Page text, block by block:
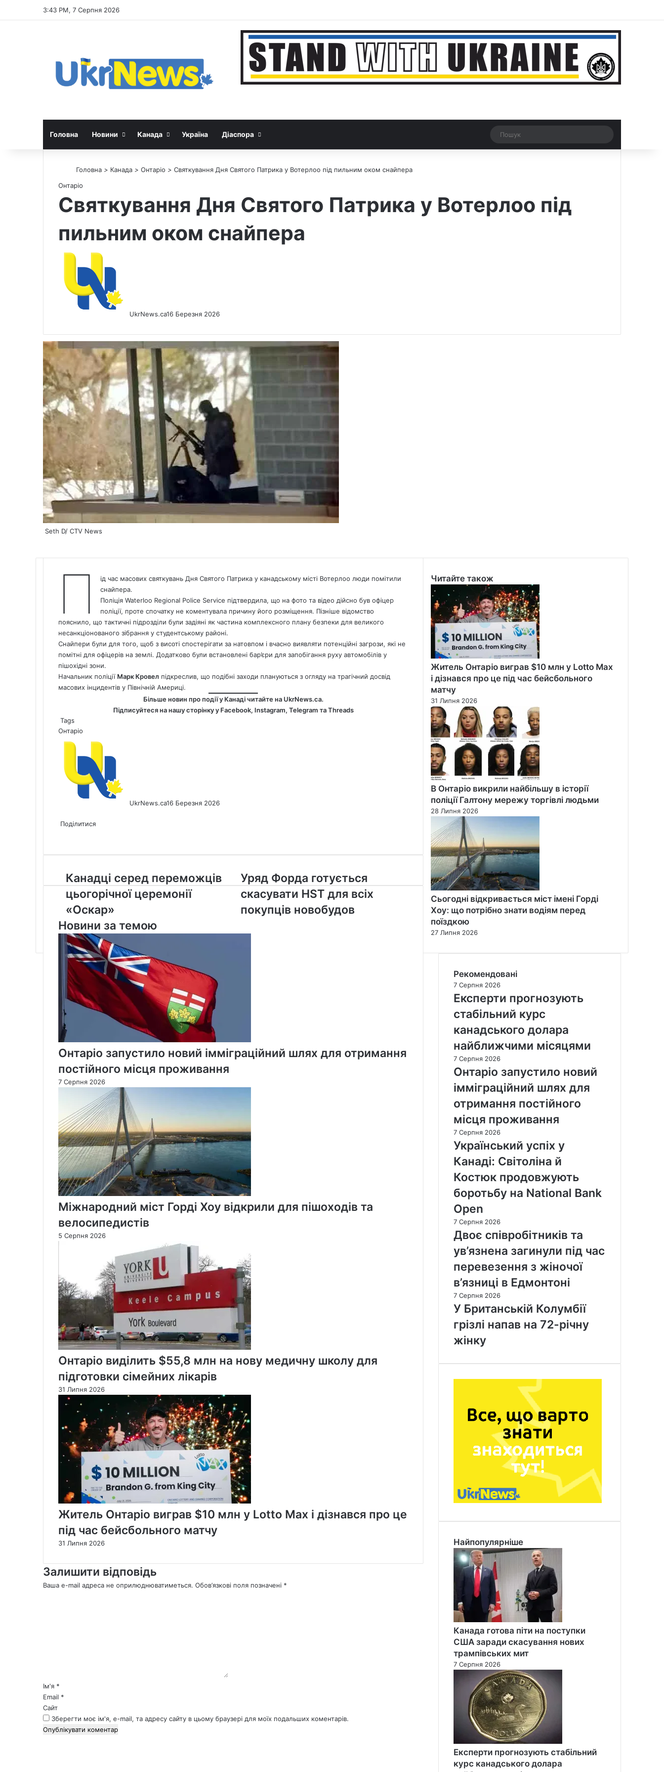
3:43 PM, 7 Серпня 2026
Google News
Threads
Головна Новини Канада Україна Діаспора Рандомна новина
Switch skin
Головна > Канада > Онтаріо > Святкування Дня Святого Патрика у Вотерлоо під пильним оком снайпера
Онтаріо
Святкування Дня Святого Патрика у Вотерлоо під
пильним оком снайпера
UkrNews.ca16 Березня 2026
Seth D/ CTV News
П
ід час масових святкувань Дня Святого Патрика у канадському місті Вотерлоо люди помітили
снайпера.
Поліція Waterloo Regional Police Service підтвердила, що на фото та відео дійсно був офіцер
поліції, проте спочатку не коментувала причину його розміщення. Пізніше відомство
пояснило, що тактичні підрозділи були задіяні як частина комплексного плану безпеки для великого
несанкціонованого зібрання у студентському районі.
Снайпери були для того, щоб з висоті спостерігати за натовпом і вчасно виявляти потенційні загрози, які не
помітні для офіцерів на землі. Додатково були встановлені бар’єри для запобігання руху автомобілів у
пішохідні зони.
Начальник поліції Марк Кровел підкреслив, що подібні заходи плануються з огляду на трагічний досвід
масових інцидентів у Північній Америці.
Більше новин про події у Канаді читайте на UkrNews.ca.
Підписуйтеся на нашу сторінку у Facebook, Instagram, Telegram таThreads
Tags
Онтаріо
UkrNews.ca16 Березня 2026
via
Поділитися
Email
Канадці
серед
переможців
цьогорічної
церемонії
«Оскар»
Канадці серед переможців
цьогорічної церемонії
«Оскар»
Уряд
Форда
готується
скасувати
HST
Уряд Форда готується
скасувати HST для всіх
покупців новобудов
Новини за темою
Онтаріо запустило новий імміграційний шлях для отримання
постійного місця проживання
7 Серпня 2026
Міжнародний міст Горді Хоу відкрили для пішоходів та
велосипедистів
5 Серпня 2026
Онтаріо виділить $55,8 млн на нову медичну школу для
підготовки сімейних лікарів
31 Липня 2026
Житель Онтаріо виграв $10 млн у Lotto Max і дізнався про це
під час бейсбольного матчу
31 Липня 2026
Залишити відповідь
Ваша e-mail адреса не оприлюднюватиметься. Обов’язкові поля позначені *
*Ім'я *
Email *
Сайт
Зберегти моє ім'я, e-mail, та адресу сайту в цьому браузері для моїх подальших коментарів.
Читайте також
Close
Житель Онтаріо виграв $10 млн у Lotto Max
і дізнався про це під час бейсбольного
матчу
31 Липня 2026
В Онтаріо викрили найбільшу в історії
поліції Галтону мережу торгівлі людьми
28 Липня 2026
Сьогодні відкривається міст імені Горді
Хоу: що потрібно знати водіям перед
поїздкою
27 Липня 2026
Рекомендовані
7 Серпня 2026
Експерти прогнозують
стабільний курс
канадського долара
найближчими місяцями
7 Серпня 2026
Онтаріо запустило новий
імміграційний шлях для
отримання постійного
місця проживання
7 Серпня 2026
Український успіх у
Канаді: Світоліна й
Костюк продовжують
боротьбу на National Bank
Open
7 Серпня 2026
Двоє співробітників та
ув’язнена загинули під час
перевезення з жіночої
в’язниці в Едмонтоні
7 Серпня 2026
У Британській Колумбії
грізлі напав на 72-річну
жінку
Найпопулярніше
Канада готова піти на поступки
США заради скасування нових
трампівських мит
7 Серпня 2026
Експерти прогнозують стабільний
курс канадського долара